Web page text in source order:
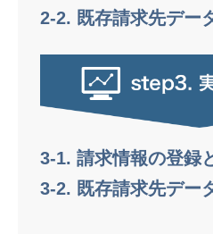
2-2. 既存請求先デー
3-1. 請求情報の登録
3-2. 既存請求先デー